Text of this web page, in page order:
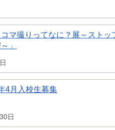
マ撮りってなに？展～ストッ
」
4月入校生募集
日